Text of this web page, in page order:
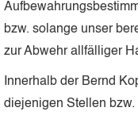
bzw. solange unser
zur Abwehr allfälliger
Innerhalb der Bernd
diejenigen Stellen